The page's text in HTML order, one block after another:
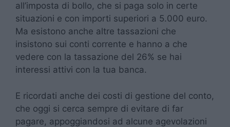
all’imposta di bollo, che si paga solo in certe
situazioni e con importi superiori a 5.000 euro.
Ma esistono anche altre tassazioni che
insistono sui conti corrente e hanno a che
vedere con la tassazione del 26% se hai
interessi attivi con la tua banca.
E ricordati anche dei costi di gestione del conto,
che oggi si cerca sempre di evitare di far
pagare, appoggiandosi ad alcune agevolazioni